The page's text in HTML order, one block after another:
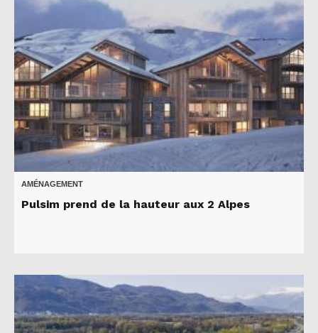
AMÉNAGEMENT
Pulsim prend de la hauteur aux 2 Alpes